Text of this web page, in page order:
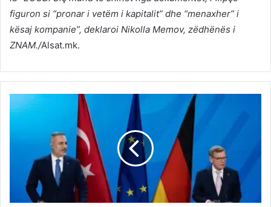
figuron si “pronar i vetëm i kapitalit” dhe “menaxher” i
kësaj kompanie”, deklaroi Nikolla Memov, zëdhënës i
ZNAM./Alsat.mk.